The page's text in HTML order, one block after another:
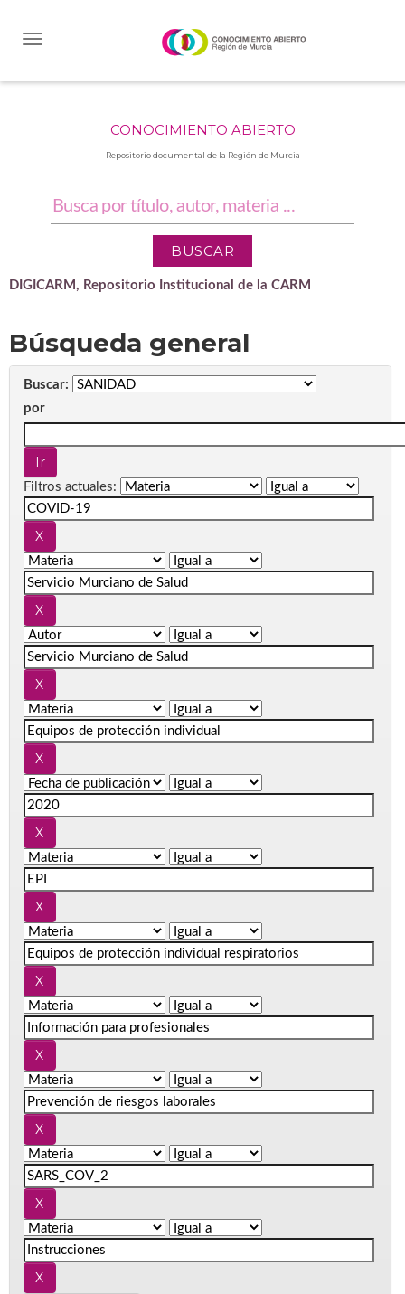
CONOCIMIENTO ABIERTO
Repositorio documental de la Región de Murcia
DIGICARM, Repositorio Institucional de la CARM
Búsqueda general
Buscar:
por
Filtros actuales: